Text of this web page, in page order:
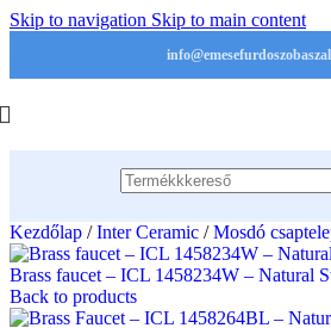
Skip to navigation Skip to main content
Kezdőlap / Inter Ceramic / Mosdó
Brass faucet – ICL 1458234W – Natural
Back to products